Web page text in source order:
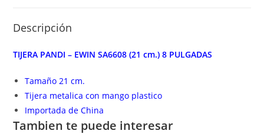
Descripción
TIJERA PANDI – EWIN SA6608 (21 cm.) 8 PULGADAS
Tamaño 21 cm.
Tijera metalica con mango plastico
Importada de China
Tambien te puede interesar